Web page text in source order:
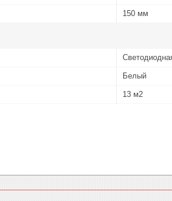
150 мм
Белый
13 м2